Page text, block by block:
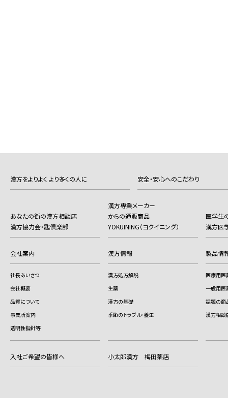
漢方をよりよく より多くの人に 安全・安心へのこだわり
あなたの街の漢方相談店
漢方協力会・匙倶楽部
漢方専業メーカー
からの通販商品
YOKUINING（ヨクイニング）
医学生
漢方医
会社案内
社長あいさつ
会社概要
品質について
事業所案内
透明性指針等
漢方情報
漢方処方解説
生薬
漢方の基礎
季節のトラブル・養生
製品情
医療用
一般用
話題の商
漢方相談
入社ご希望の皆様へ 小太郎漢方 梅田薬店